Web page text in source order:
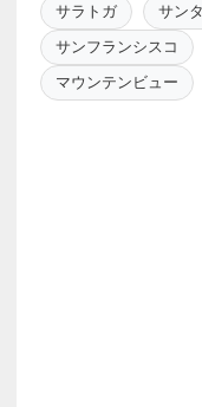
サラトガ
サン
サンフランシスコ
マウンテンビュー